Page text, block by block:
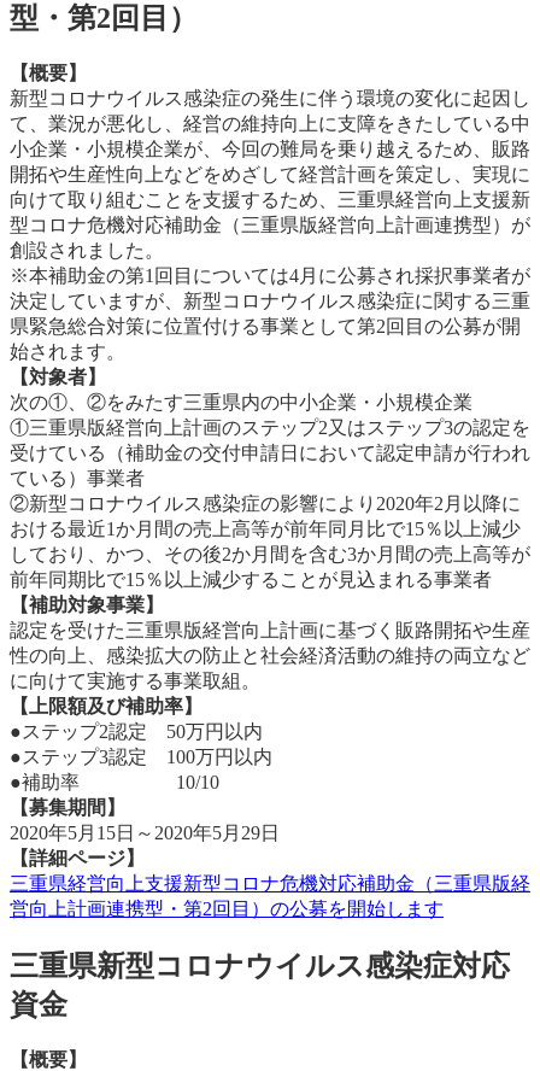
型・第2回目）
【概要】
新型コロナウイルス感染症の発生に伴う環境の変化に起因し
て、業況が悪化し、経営の維持向上に支障をきたしている中
小企業・小規模企業が、今回の難局を乗り越えるため、販路
開拓や生産性向上などをめざして経営計画を策定し、実現に
向けて取り組むことを支援するため、三重県経営向上支援新
型コロナ危機対応補助金（三重県版経営向上計画連携型）が
創設されました。
※本補助金の第1回目については4月に公募され採択事業者が
決定していますが、新型コロナウイルス感染症に関する三重
県緊急総合対策に位置付ける事業として第2回目の公募が開
始されます。
【対象者】
次の①、②をみたす三重県内の中小企業・小規模企業
①三重県版経営向上計画のステップ2又はステップ3の認定を
受けている（補助金の交付申請日において認定申請が行われ
ている）事業者
②新型コロナウイルス感染症の影響により2020年2月以降に
おける最近1か月間の売上高等が前年同月比で15％以上減少
しており、かつ、その後2か月間を含む3か月間の売上高等が
前年同期比で15％以上減少することが見込まれる事業者
【補助対象事業】
認定を受けた三重県版経営向上計画に基づく販路開拓や生産
性の向上、感染拡大の防止と社会経済活動の維持の両立など
に向けて実施する事業取組。
【上限額及び補助率】
●ステップ2認定 50万円以内
●ステップ3認定 100万円以内
●補助率 10/10
【募集期間】
2020年5月15日～2020年5月29日
【詳細ページ】
三重県経営向上支援新型コロナ危機対応補助金（三重県版経
営向上計画連携型・第2回目）の公募を開始します
三重県新型コロナウイルス感染症対応
資金
【概要】